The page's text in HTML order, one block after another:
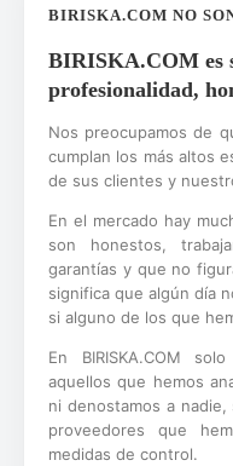
BIRISKA.COM NO
BIRISKA.COM es
profesionalidad,
Nos preocupamos de
cumplan los más altos
de sus clientes y
En el mercado hay
son honestos,
garantías y que no
significa que algún día
si alguno de los que
En BIRISKA.COM
aquellos que hemos
ni denostamos a
proveedores que
medidas de control.